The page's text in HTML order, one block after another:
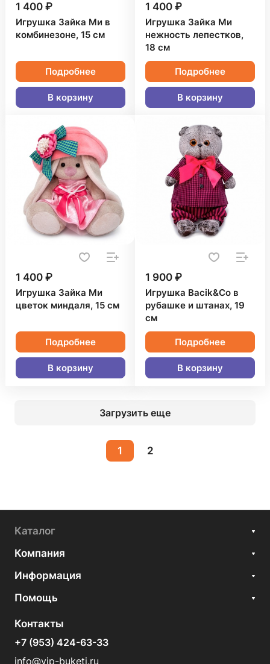
1 400 ₽
Игрушка Зайка Ми в
комбинезоне, 15 см
Подробнее
В корзину
1 400 ₽
Игрушка Зайка Ми
нежность лепестков,
18 см
Подробнее
В корзину
1 400 ₽
Игрушка Зайка Ми
цветок миндаля, 15 см
Подробнее
В корзину
1 900 ₽
Игрушка Bacik&Co в
рубашке и штанах, 19
см
Подробнее
В корзину
Загрузить еще
1 2
Каталог
Компания
Информация
Помощь
Контакты
+7 (953) 424-63-33
info@vip-buketi.ru